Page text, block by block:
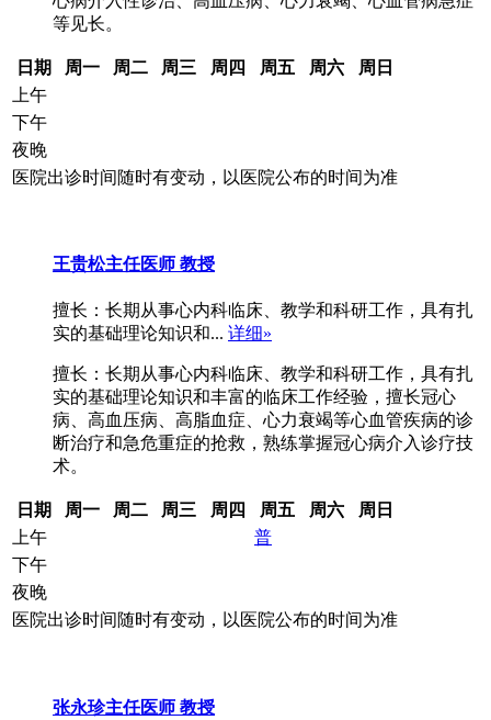
等见长。
日期 周一 周二 周三 周四 周五 周六
周日
上午
下午
夜晚
医院出诊时间随时有变动，以医院公布的时间为准
王贵松主任医师 教授
擅长：长期从事心内科临床、教学和科研工作，具有扎
实的基础理论知识和... 详细»
擅长：长期从事心内科临床、教学和科研工作，具有扎
实的基础理论知识和丰富的临床工作经验，擅长冠心
病、高血压病、高脂血症、心力衰竭等心血管疾病的诊
断治疗和急危重症的抢救，熟练掌握冠心病介入诊疗技
术。
日期 周一 周二 周三 周四 周五 周六
周日
上午
普
下午
夜晚
医院出诊时间随时有变动，以医院公布的时间为准
张永珍主任医师 教授